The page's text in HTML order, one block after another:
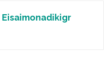
Eisaimonadikigr